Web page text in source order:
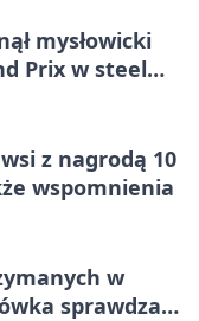
mysłowicki
Prix w steel
z nagrodą 10
wspomnienia
w
sprawdzała